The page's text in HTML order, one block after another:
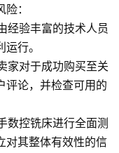
：
经验丰富的技术人员
行。
家对于成功购买至关
评论，并检查可用的
数控铣床进行全面测
对其整体有效性的信